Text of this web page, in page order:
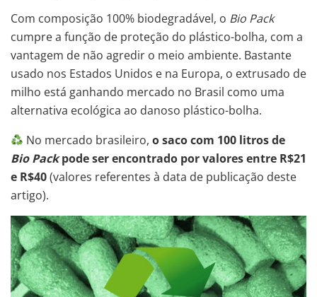
Com composição 100% biodegradável, o Bio Pack
cumpre a função de proteção do plástico-bolha, com a
vantagem de não agredir o meio ambiente. Bastante
usado nos Estados Unidos e na Europa, o extrusado de
milho está ganhando mercado no Brasil como uma
alternativa ecológica ao danoso plástico-bolha.
No mercado brasileiro,o saco com 100 litros de
Bio Packpode ser encontrado por valores entre R$21
e R$40(valores referentes à data de publicação deste
artigo).